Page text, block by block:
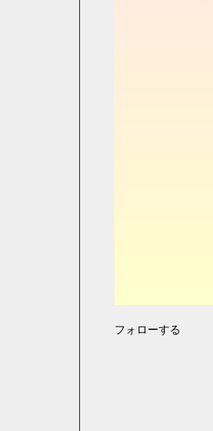
フォローする